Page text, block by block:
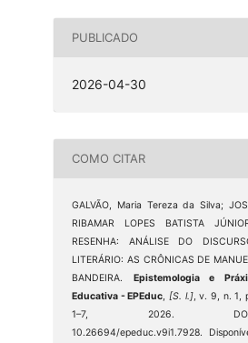
PUBLICADO
2026-04-30
COMO CITAR
GALVÃO, Maria Tereza da Silva;
RIBAMAR LOPES BATISTA
RESENHA: ANÁLISE DO
LITERÁRIO: AS CRÔNICAS DE
BANDEIRA. Epistemologia e
Educativa - EPEduc,[S. l.], v. 9, n. 1,
1–7, 2026.
10.26694/epeduc.v9i1.7928.